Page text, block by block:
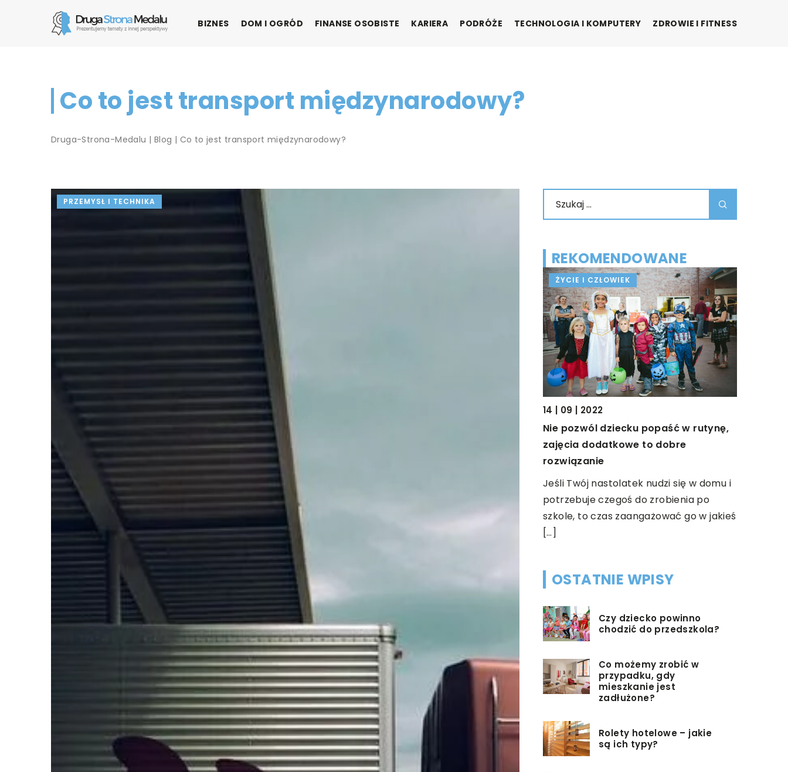
BIZNES DOM I OGRÓD FINANSE OSOBISTE KARIERA PODRÓŻE TECHNOLOGIA I KOMPUTERY ZDROWIE I FITNESS
Co to jest transport międzynarodowy?
Druga-Strona-Medalu | Blog | Co to jest transport międzynarodowy?
PRZEMYSŁ I TECHNIKA
REKOMENDOWANE
ŻYCIE I CZŁOWIEK
12 | 09 | 2018
Walizki i portfele marki Wittchen
Każdy z nas chce wyglądać i czuć się
świetnie. Podążając za modą i
najnowszymi, bądź klasycznymi
trendami poszukujemy odzieży i […]
tworzeniu materiałów reklamowych,
ŻYCIE I CZŁOWIEK
14 | 09 | 2022
Nie pozwól dziecku popaść w rutynę,
zajęcia dodatkowe to dobre
rozwiązanie
Jeśli Twój nastolatek nudzi się w domu i
potrzebuje czegoś do zrobienia po
szkole, to czas zaangażować go w jakieś
[…]
OSTATNIE WPISY
Czy dziecko powinno
chodzić do przedszkola?
Co możemy zrobić w
przypadku, gdy
mieszkanie jest
zadłużone?
Rolety hotelowe – jakie
są ich typy?